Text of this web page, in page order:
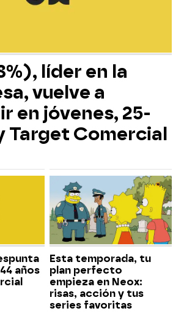
líder en la
vuelve a
en jóvenes, 25-
Target Comercial
años
Esta temporada, tu
plan perfecto
empieza en Neox:
risas, acción y tus
series favoritas